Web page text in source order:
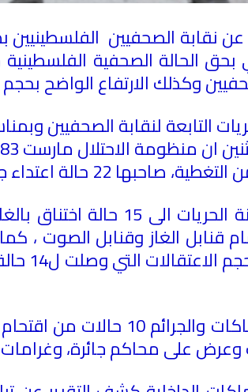
نقابة الصحفيين الفلسطينيين
بحق الحالة الصحفية
وكذلك الارتفاع الواضح بحجم
التابعة لنقابة الصحفيين
حالة اعتداء جسدي بالضرب والركل
كما شملت
على محاكم جائرة، وغرامات